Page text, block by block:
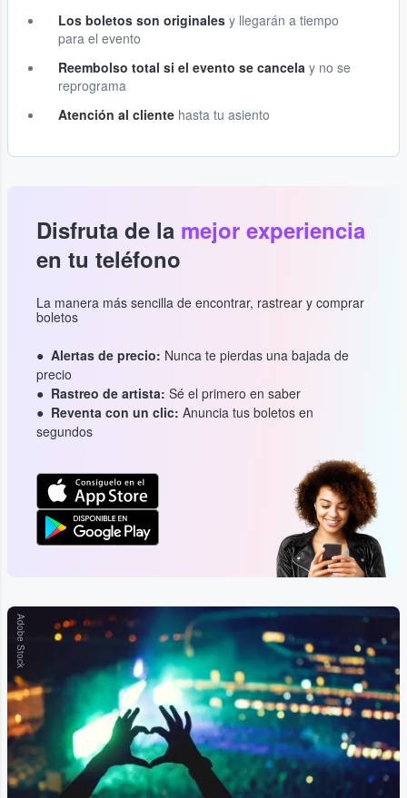
Los boletos son originales y llegarán a tiempo
para el evento
Reembolso total si el evento se cancela y no se
reprograma
Atención al cliente hasta tu asiento
Disfruta de la mejor experiencia
en tu teléfono
La manera más sencilla de encontrar, rastrear y comprar
boletos
Alertas de precio: Nunca te pierdas una bajada de
precio
Rastreo de artista: Sé el primero en saber
Reventa con un clic: Anuncia tus boletos en
segundos
Adobe Stock